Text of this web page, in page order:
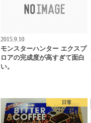
2015.9.10
モンスターハンター エクスプ
ロアの完成度が高すぎて面白
い。
日常